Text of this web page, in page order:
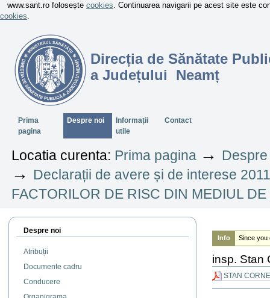
www.sant.ro folosește cookies. Continuarea navigarii pe acest site este
cookies.
Direcția de Sănătate
a Județului Neamț
SectiuniPrima
pagina
Despre noi
Informații
utile
Contact
Locatia curenta: Prima pagina →
→ Declarații de avere și de interese
FACTORILOR DE RISC DIN MEDIUL DE
Despre noi
Atribuții
Documente cadru
Conducere
Info Since you
insp. Stan
STAN